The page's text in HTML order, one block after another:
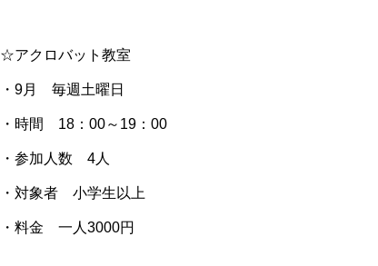
☆アクロバット教室
・9月 毎週土曜日
・時間 18：00～19：00
・参加人数 4人
・対象者 小学生以上
・料金 一人3000円